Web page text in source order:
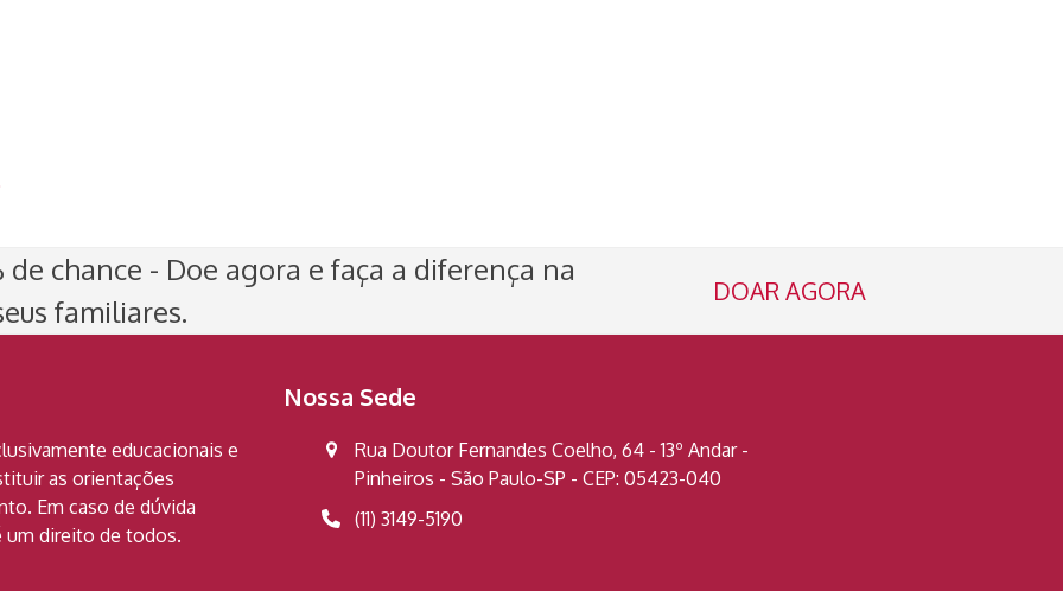
chance - Doe agora e faça a diferença na
familiares.
DOAR AGORA
educacionais e
as orientações
Em caso de dúvida
um direito de todos.
Nossa Sede
Rua Doutor Fernandes Coelho, 64 - 13º Andar -
Pinheiros - São Paulo-SP - CEP: 05423-040
(11) 3149-5190